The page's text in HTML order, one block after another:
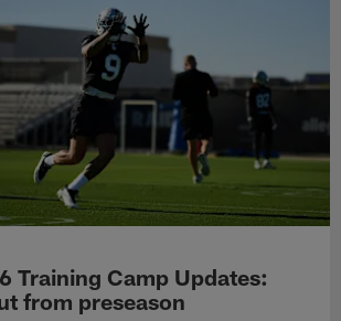
Training Camp Updates:
from preseason